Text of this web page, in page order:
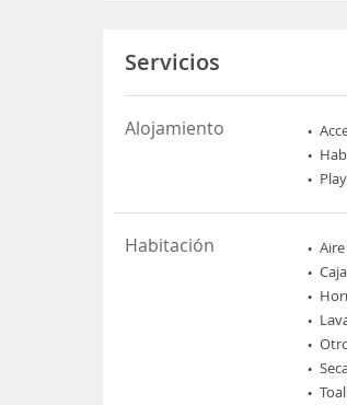
Servicios
Alojamiento
Habitación